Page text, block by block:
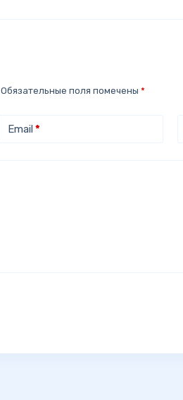
Обязательные поля помечены *
Email *